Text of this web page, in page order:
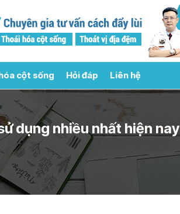
cột sống Hỏi đáp Liên hệ
dụng nhiều nhất hiện nay